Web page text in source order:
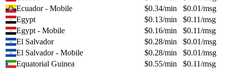
Ecuador - Mobile
$0.34/min $0.01/msg
Egypt
$0.13/min $0.11/msg
Egypt - Mobile
$0.16/min $0.11/msg
El Salvador
$0.28/min $0.01/msg
El Salvador - Mobile
$0.28/min $0.01/msg
Equatorial Guinea
$0.55/min $0.11/msg